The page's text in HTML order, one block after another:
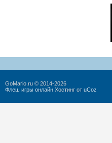
GoMario.ru © 2014-2026
Флеш игры онлайн Хостинг от uCoz